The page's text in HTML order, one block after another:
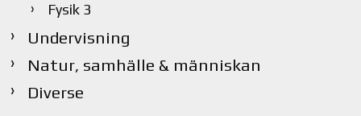
Fysik 3
Undervisning
Natur, samhälle & människan
Diverse